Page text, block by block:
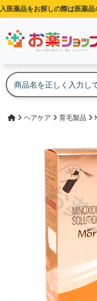
薬品をお探しの際は医薬品
ヘアケア 育毛製品
お